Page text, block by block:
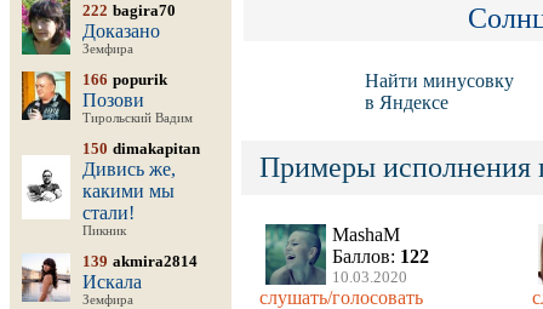
222 bagira70
Доказано
Земфира
166 popurik
Позови
Тирольский Вадим
150 dimakapitan
Дивись же,
какими мы
стали!
Пикник
139 akmira2814
Искала
Земфира
Найти минусовку
в Яндексе
Примеры исполнения
MashaM
Баллов: 122
10.03.2020
слушать/голосовать